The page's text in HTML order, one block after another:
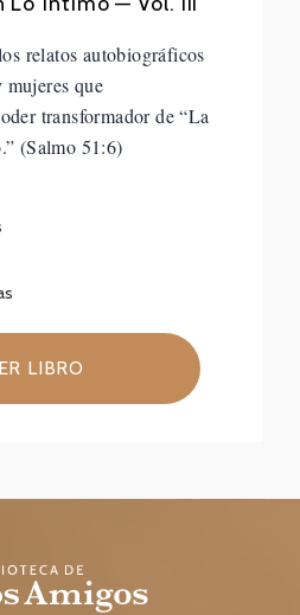
relatos autobiográficos
mujeres que
transformador de “La
(Salmo 51:6)
LIBRO